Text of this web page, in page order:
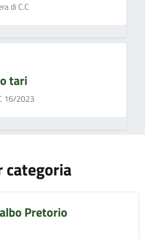
di C.C
tari
16/2023
categoria
Pretorio